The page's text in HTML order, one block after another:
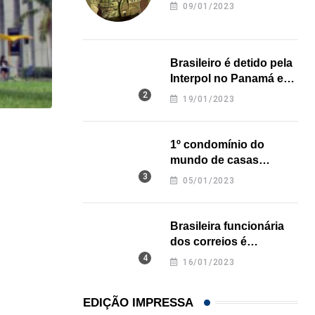
Açaí é reconhecido oficialmente como fruto
09/01/2023
Brasileiro é detido pela
Interpol no Panamá e
pode pegar prisão
19/01/2023
1º condomínio do
mundo de casas
impressas em 3D é
05/01/2023
Brasileira funcionária
dos correios é
assassinada a facadas
16/01/2023
EDIÇÃO IMPRESSA